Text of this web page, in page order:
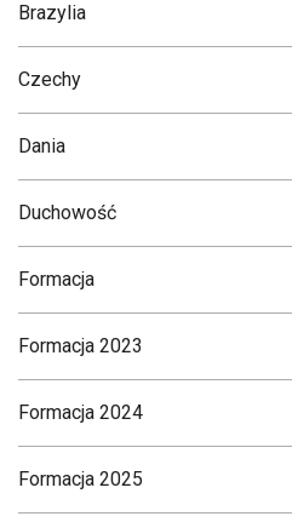
Brazylia
Czechy
Dania
Duchowość
Formacja
Formacja 2023
Formacja 2024
Formacja 2025